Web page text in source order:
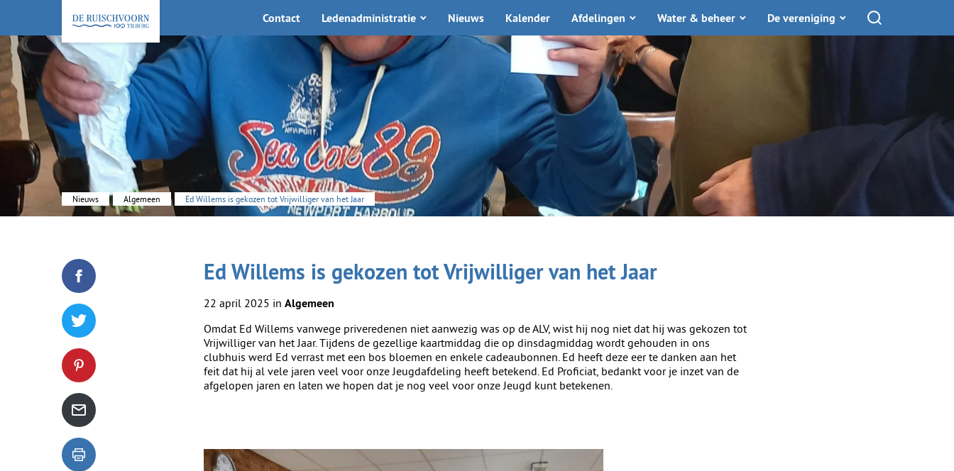
KEHV de Ruischvoorn
Contact Ledenadministratie Nieuws Kalender Afdelingen Water & beheer De vereniging Toon zoekfunctie
Nieuws Algemeen Ed Willems is gekozen tot Vrijwilliger van het Jaar
Ed Willems is gekozen tot Vrijwilliger van het Jaar
22 april 2025 in Algemeen
Omdat Ed Willems vanwege priveredenen niet aanwezig was op de ALV, wist hij nog niet dat hij was gekozen tot
Vrijwilliger van het Jaar. Tijdens de gezellige kaartmiddag die op dinsdagmiddag wordt gehouden in ons
clubhuis werd Ed verrast met een bos bloemen en enkele cadeaubonnen. Ed heeft deze eer te danken aan het
feit dat hij al vele jaren veel voor onze Jeugdafdeling heeft betekend. Ed Proficiat, bedankt voor je inzet van de
afgelopen jaren en laten we hopen dat je nog veel voor onze Jeugd kunt betekenen.
Deel dit blogartikel op Facebook
Tweet dit blogartikel op Twitter
Deel dit blogartikel op Pinterest
Deel dit blogartikel via de mail
Dit blogartikel uitprinten